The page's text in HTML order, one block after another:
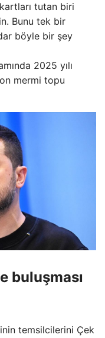
tutan biri
Bunu tek bir
böyle bir şey
2025 yılı
mermi topu
buluşması
temsilcilerini Çek